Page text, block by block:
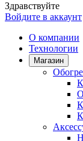
Здравствуйте
Войдите в аккаунт
О компании
Технологии
Магазин